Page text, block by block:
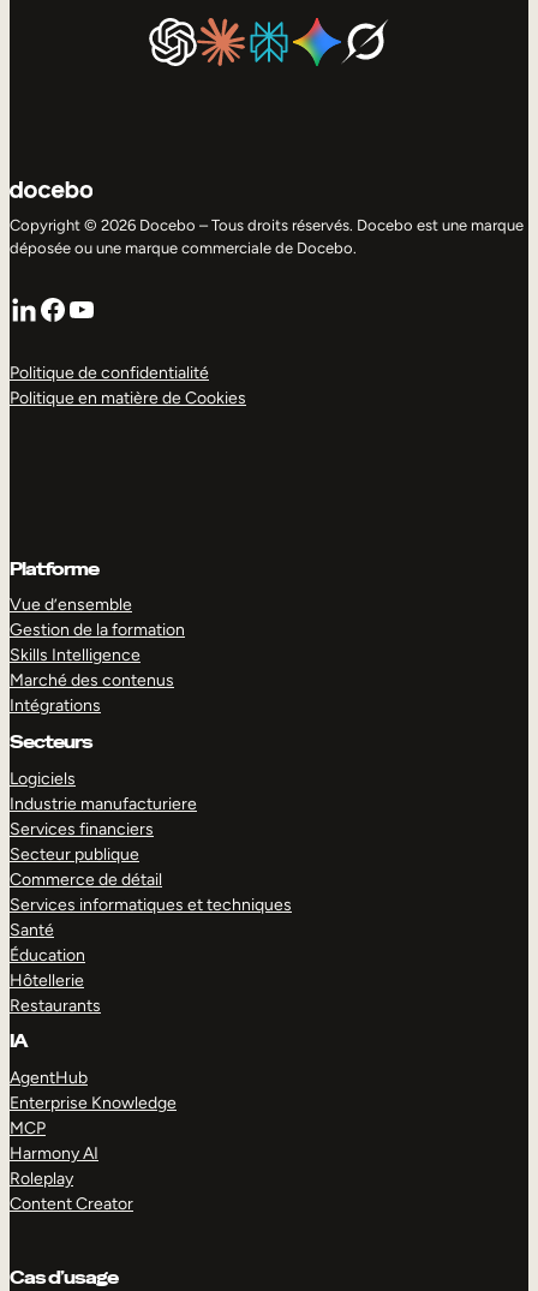
Copyright © 2026 Docebo – Tous droits réservés. Docebo est une marque
déposée ou une marque commerciale de Docebo.
LinkedIn
Facebook
YouTube
Politique de confidentialité
Politique en matière de Cookies
Platforme
Vue d’ensemble
Gestion de la formation
Skills Intelligence
Marché des contenus
Intégrations
Secteurs
Logiciels
Industrie manufacturiere
Services financiers
Secteur publique
Commerce de détail
Services informatiques et techniques
Santé
Éducation
Hôtellerie
Restaurants
IA
AgentHub
Enterprise Knowledge
MCP
Harmony AI
Roleplay
Content Creator
Cas d’usage